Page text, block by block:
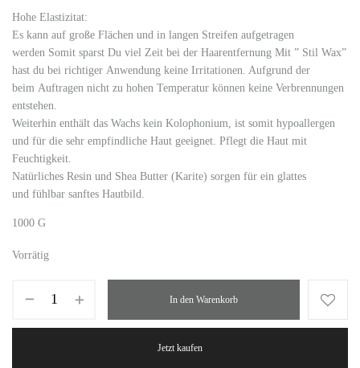
Hohe Elastizitat:
Es kann auf große Flächen und in langen Streifen aufgetragen
werden Somit sparst Du viel Zeit bei der Haarentfernung Mit ” Stil Wax”
hast du bei richtiger Anwendung keine Irritationen. Aufgrund der
beim Auftragen nicht zu hohen Temperatur können keine Verbrennungen
entstehen.
Weiterhin enthält das Wachs kein Kolophonium, ist somit hypoallergen
und für die sehr empfindliche Haut geeignet. Pflegt die Haut mit
Feuchtigkeit.
Natürliches Resin und Shea Butter (Karite) sorgen für ein glattes
und fühlbar sanftes Hautbild.
1000 G
Vorrätig
In den Warenkorb
Jetzt kaufen